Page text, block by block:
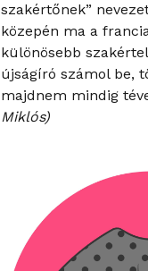
szakértőnek”
közepén ma a
különösebb
újságíró számol be,
majdnem mindig
Miklós)